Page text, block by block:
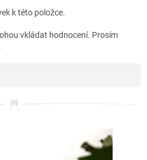
k této položce.
vkládat hodnocení. Prosím
.